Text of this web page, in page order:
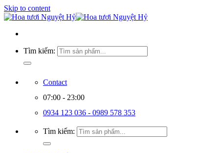
Skip to content
Tìm kiếm:
Contact
07:00 - 23:00
0934 123 036 - 0989 578 353
Tìm kiếm: